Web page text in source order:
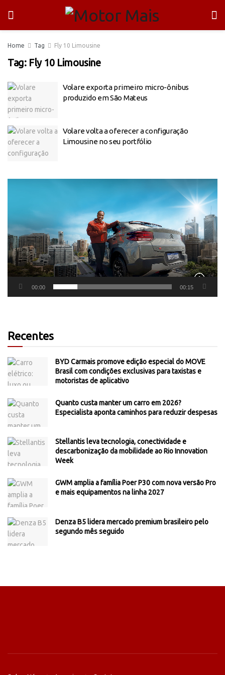
Home Tag Fly 10 Limousine
Tag: Fly 10 Limousine
Volare exporta primeiro micro-ônibus
produzido em São Mateus
Volare volta a oferecer a configuração
Limousine no seu portfólio
00:00 00:15
Recentes
BYD Carmais promove edição especial do MOVE
Brasil com condições exclusivas para taxistas e
motoristas de aplicativo
Quanto custa manter um carro em 2026?
Especialista aponta caminhos para reduzir despesas
Stellantis leva tecnologia, conectividade e
descarbonização da mobilidade ao Rio Innovation
Week
GWM amplia a família Poer P30 com nova versão Pro
e mais equipamentos na linha 2027
Denza B5 lidera mercado premium brasileiro pelo
segundo mês seguido